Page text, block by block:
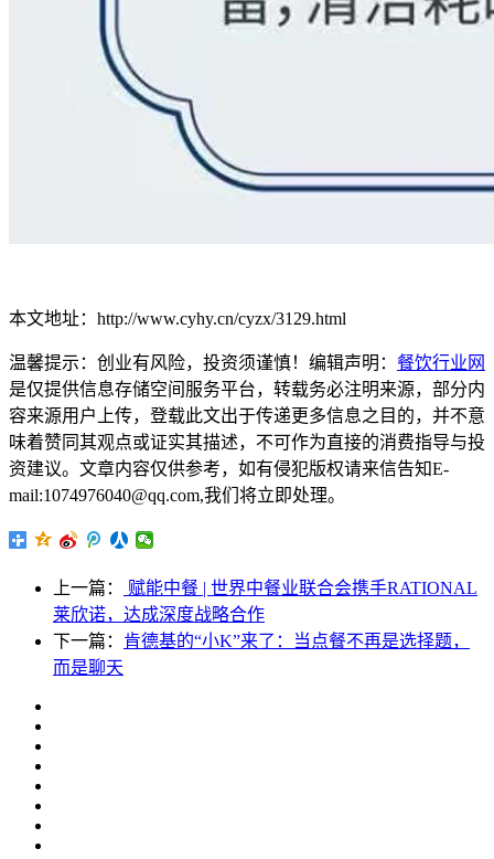
本文地址：http://www.cyhy.cn/cyzx/3129.html
温馨提示：创业有风险，投资须谨慎！编辑声明： 餐饮行业网
是仅提供信息存储空间服务平台，转载务必注明来源，部分内
容来源用户上传，登载此文出于传递更多信息之目的，并不意
味着赞同其观点或证实其描述，不可作为直接的消费指导与投
资建议。文章内容仅供参考，如有侵犯版权请来信告知E-
mail:1074976040@qq.com,我们将立即处理。
上一篇：
赋能中餐 | 世界中餐业联合会携手RATIONAL
莱欣诺，达成深度战略合作
下一篇： 肯德基的“小K”来了：当点餐不再是选择题，
而是聊天